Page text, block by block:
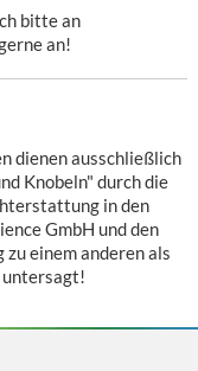
bitte an
an!
dienen ausschließlich
Knobeln" durch die
in den
GmbH und den
einem anderen als
untersagt!